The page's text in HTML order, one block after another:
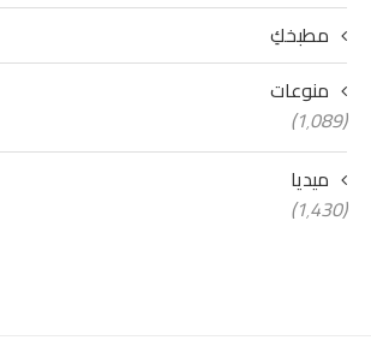
مطبخكِ
منوعات
(1٬089)
ميديا
(1٬430)